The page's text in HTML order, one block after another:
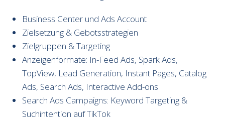
Business Center und Ads Account
Zielsetzung & Gebotsstrategien
Zielgruppen & Targeting
Anzeigenformate: In-Feed Ads, Spark Ads,
TopView, Lead Generation, Instant Pages, Catalog
Ads, Search Ads, Interactive Add-ons
Search Ads Campaigns: Keyword Targeting &
Suchintention auf TikTok